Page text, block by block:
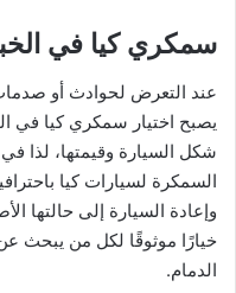
سمكري كيا في
عند التعرض لحوادث أو
يصبح اختيار سمكري كيا في
شكل السيارة وقيمتها، لذا
السمكرة لسيارات كيا
وإعادة السيارة إلى حالتها
خيارًا موثوقًا لكل من يبحث
الدمام.